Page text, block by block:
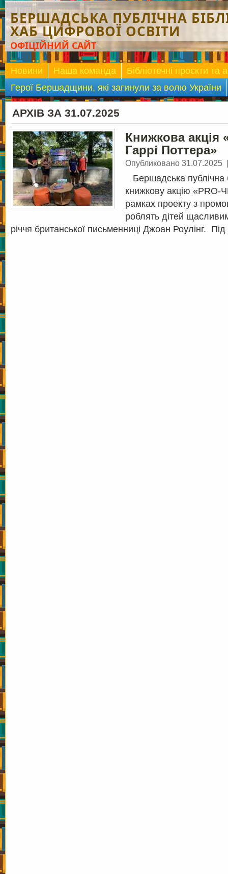
БЕРШАДСЬКА ПУБЛІЧНА
ХАБ ЦИФРОВОЇ ОСВІТИ
ОФІЦІЙНИЙ САЙТ
Новини Наша команда
Бібліотечні проєкти та
Герої Бершадщини, які загинули за волю України
АРХІВ ЗА 31.07.2025
Книжкова акція
Гаррі Поттера»
Опубликовано 31.07.2025
Бершадська публічна
книжкову акцію
рамках проекту з
роблять дітей
річчя британської письменниці Джоан Роулінг.